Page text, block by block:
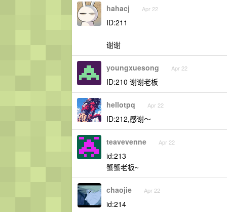
hahacj Apr 22
ID:211
谢谢
youngxuesong Apr 22
ID:210 谢谢老板
hellotpq Apr 22
ID:212,感谢～
teavevenne Apr 22
id:213
蟹蟹老板~
chaojie Apr 22
id:214